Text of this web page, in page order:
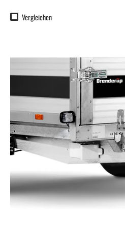
Vergleichen